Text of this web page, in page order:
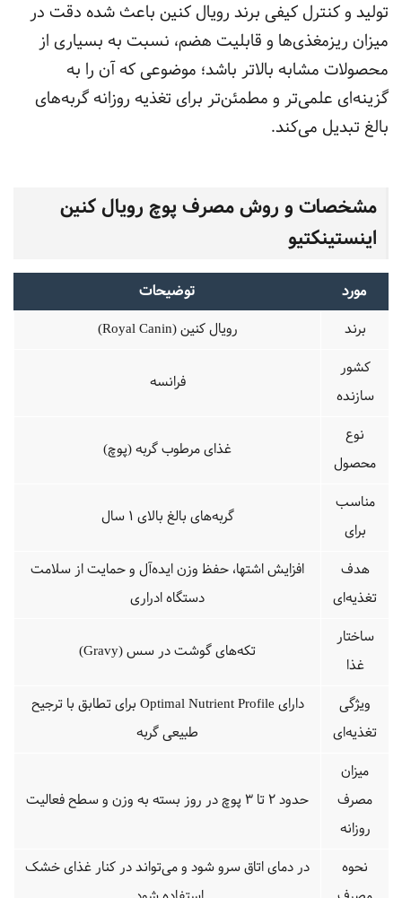
تولید و کنترل کیفی برند رویال کنین باعث شده دقت در
میزان ریزمغذی‌ها و قابلیت هضم، نسبت به بسیاری از
محصولات مشابه بالاتر باشد؛ موضوعی که آن را به
گزینه‌ای علمی‌تر و مطمئن‌تر برای تغذیه روزانه گربه‌های
بالغ تبدیل می‌کند.
مشخصات و روش مصرف پوچ رویال کنین
اینستینکتیو
مورد توضیحات
برند
رویال کنین (Royal Canin)
کشور
سازنده
فرانسه
نوع
محصول
غذای مرطوب گربه (پوچ)
مناسب
برای
گربه‌های بالغ بالای ۱ سال
هدف
تغذیه‌ای
افزایش اشتها، حفظ وزن ایده‌آل و حمایت از سلامت
دستگاه ادراری
ساختار
غذا
تکه‌های گوشت در سس (Gravy)
ویژگی
تغذیه‌ای
دارای Optimal Nutrient Profile برای تطابق با ترجیح
طبیعی گربه
میزان
مصرف
روزانه
حدود ۲ تا ۳ پوچ در روز بسته به وزن و سطح فعالیت
نحوه
در دمای اتاق سرو شود و می‌تواند در کنار غذای خشک